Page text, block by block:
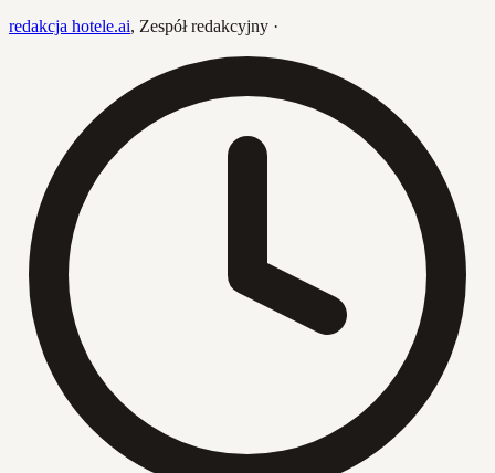
redakcja hotele.ai, Zespół redakcyjny ·